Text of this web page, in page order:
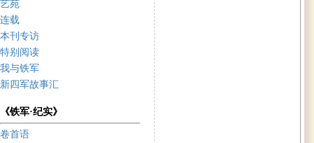
艺苑
连载
本刊专访
特别阅读
我与铁军
新四军故事汇
《铁军·纪实》
卷首语